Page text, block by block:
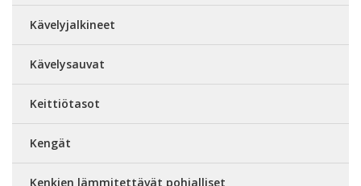
Kävelyjalkineet
Kävelysauvat
Keittiötasot
Kengät
Kenkien lämmitettävät pohjalliset